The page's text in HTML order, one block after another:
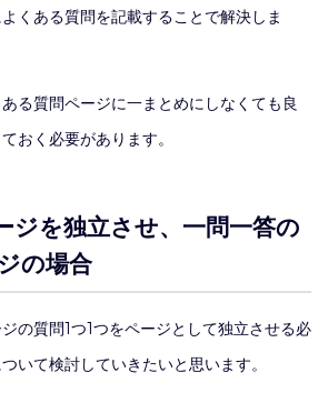
くある質問を記載することで解決しま
る質問ページに一まとめにしなくても良
おく必要があります。
ジを独立させ、一問一答の
の場合
の質問1つ1つをページとして独立させる必
いて検討していきたいと思います。